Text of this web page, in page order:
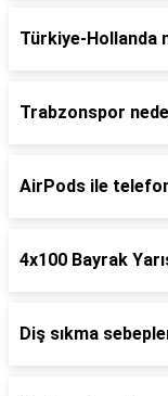
Türkiye-Hollanda
Trabzonspor
AirPods ile
4x100 Bayrak
Diş sıkma